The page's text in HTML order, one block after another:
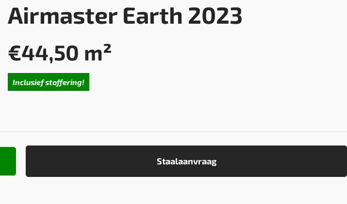
Airmaster Earth 2023
€44,50 m²
Inclusief stoffering!
Staalaanvraag